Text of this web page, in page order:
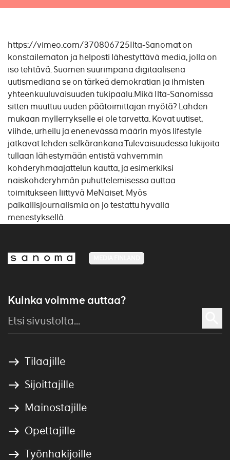
https://vimeo.com/370806725Ilta-Sanomat on
konstailematon ja helposti lähestyttävä media, jolla on
iso tehtävä. Suomen suurimpana digitaalisena
uutismediana se on tärkeä demokratian ja ihmisten
yhteenkuuluvaisuuden tukipaalu.Mikä Ilta-Sanomissa
sitten muuttuu uuden päätoimittajan myötä? Lahden
mukaan myllerrykselle ei ole tarvetta. Kovat uutiset,
viihde, urheilu ja enenevässä määrin myös lifestyle
jatkavat lehden selkärankana.Tulevaisuudessa lukijoita
tullaan lähestymään entistä vahvemmin
kohderyhmäajattelun kautta, ja esimerkiksi
naiskohderyhmän puhuttelemisessa auttaa
toimitukseen liittyvä MeNaiset. Myös
paikallisjournalismia on jo testattu hyvällä
menestyksellä.
Kuinka voimme auttaa?
Tilaajille
Sijoittajille
Mainostajille
Opettajille
Työnhakijoille